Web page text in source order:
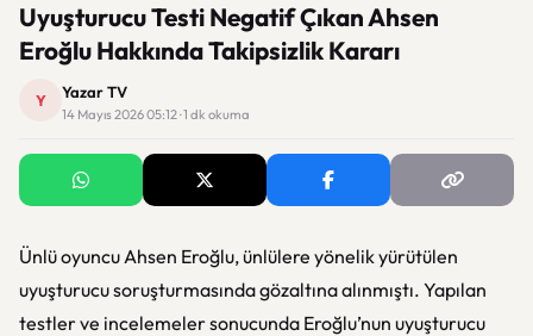
Uyuşturucu Testi Negatif Çıkan Ahsen
Eroğlu Hakkında Takipsizlik Kararı
Y Yazar TV
14 Mayıs 2026 05:12 · 1 dk okuma
Ünlü oyuncu Ahsen Eroğlu, ünlülere yönelik yürütülen
uyuşturucu soruşturmasında gözaltına alınmıştı. Yapılan
testler ve incelemeler sonucunda Eroğlu’nun uyuşturucu